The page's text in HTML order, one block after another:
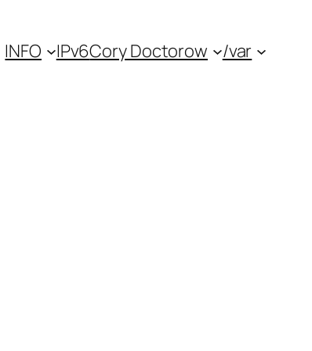
INFO IPv6Cory Doctorow /var